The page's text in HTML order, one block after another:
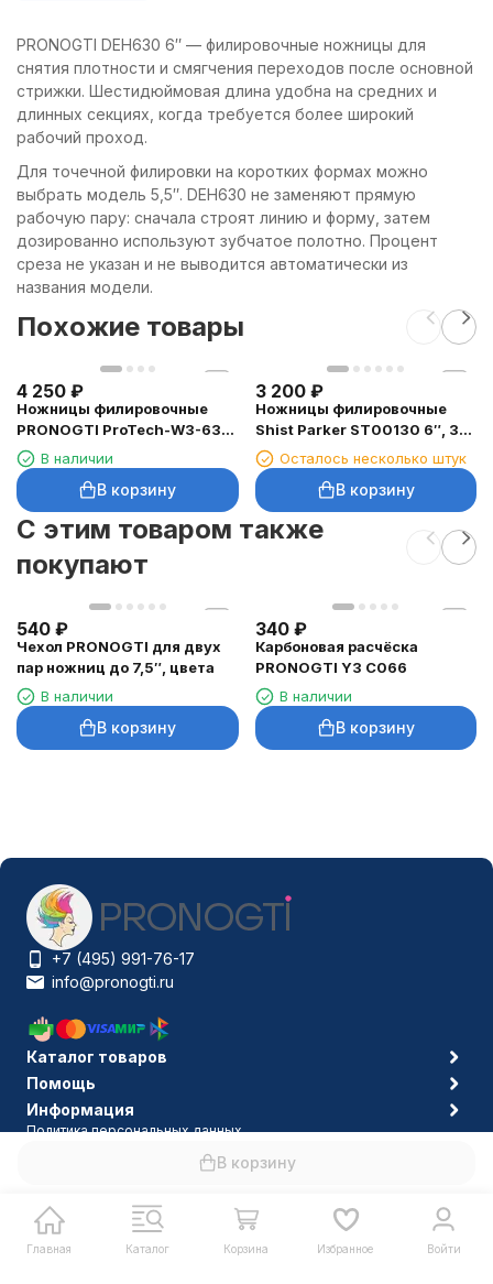
В корзину
PRONOGTI DEH630 6″ — филировочные ножницы для
снятия плотности и смягчения переходов после основной
стрижки. Шестидюймовая длина удобна на средних и
длинных секциях, когда требуется более широкий
рабочий проход.
Для точечной филировки на коротких формах можно
выбрать модель 5,5″. DEH630 не заменяют прямую
рабочую пару: сначала строят линию и форму, затем
дозированно используют зубчатое полотно. Процент
среза не указан и не выводится автоматически из
названия модели.
Похожие товары
4 250 ₽
Ножницы филировочные
PRONOGTI ProTech-W3-630
6″, 30 зубьев
В наличии
В корзину
3 200 ₽
Ножницы филировочные
Shist Parker ST00130 6″, 30
зубьевОсталось несколько штук
В корзину
C этим товаром также
покупают
540 ₽
Чехол PRONOGTI для двух
пар ножниц до 7,5″, цвета
В наличии
В корзину
340 ₽
Карбоновая расчёска
PRONOGTI Y3 C066
В наличии
В корзину
Главная Каталог Корзина Избранное Войти
+7 (495) 991-76-17
info@pronogti.ru
Каталог товаров
Помощь
Информация
Политика персональных данных